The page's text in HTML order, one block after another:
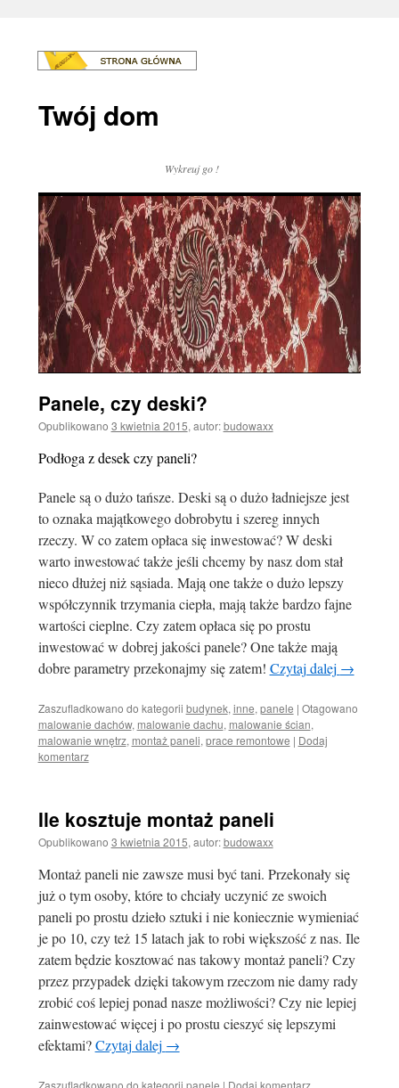
Twój dom
Wykreuj go !
Panele, czy deski?
Opublikowano 3 kwietnia 2015, autor: budowaxx
Podłoga z desek czy paneli?
Panele są o dużo tańsze. Deski są o dużo ładniejsze jest
to oznaka majątkowego dobrobytu i szereg innych
rzeczy. W co zatem opłaca się inwestować? W deski
warto inwestować także jeśli chcemy by nasz dom stał
nieco dłużej niż sąsiada. Mają one także o dużo lepszy
współczynnik trzymania ciepła, mają także bardzo fajne
wartości cieplne. Czy zatem opłaca się po prostu
inwestować w dobrej jakości panele? One także mają
dobre parametry przekonajmy się zatem! Czytaj dalej →
Zaszufladkowano do kategorii budynek, inne, panele | Otagowano
malowanie dachów, malowanie dachu, malowanie ścian,
malowanie wnętrz, montaż paneli, prace remontowe | Dodaj
komentarz
Ile kosztuje montaż paneli
Opublikowano 3 kwietnia 2015, autor: budowaxx
Montaż paneli nie zawsze musi być tani. Przekonały się
już o tym osoby, które to chciały uczynić ze swoich
paneli po prostu dzieło sztuki i nie koniecznie wymieniać
je po 10, czy też 15 latach jak to robi większość z nas. Ile
zatem będzie kosztować nas takowy montaż paneli? Czy
przez przypadek dzięki takowym rzeczom nie damy rady
zrobić coś lepiej ponad nasze możliwości? Czy nie lepiej
zainwestować więcej i po prostu cieszyć się lepszymi
efektami?Czytaj dalej →
Zaszufladkowano do kategorii panele | Dodaj komentarz